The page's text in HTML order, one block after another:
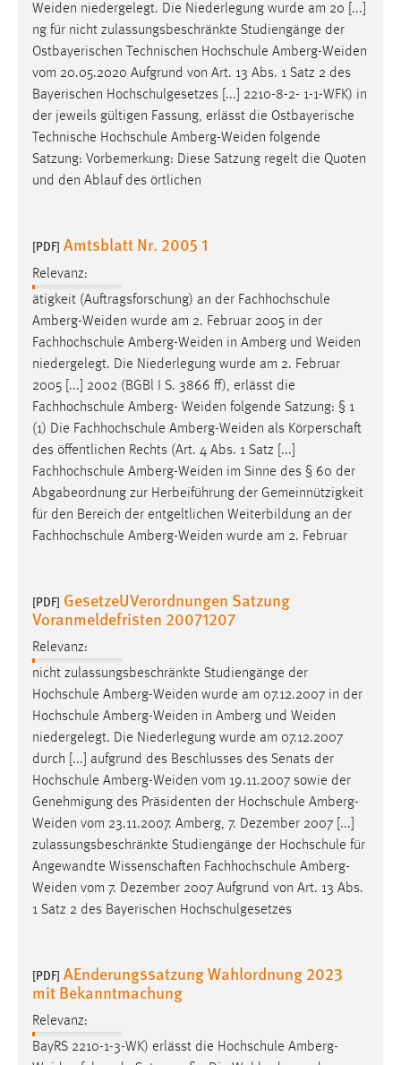
Weiden niedergelegt. Die Niederlegung wurde am 20 [...]
ng für nicht zulassungsbeschränkte Studiengänge der
Ostbayerischen Technischen Hochschule Amberg-Weiden
vom 20.05.2020 Aufgrund von Art. 13 Abs. 1 Satz 2 des
Bayerischen Hochschulgesetzes [...] 2210-8-2- 1-1-WFK) in
der jeweils gültigen Fassung, erlässt die Ostbayerische
Technische Hochschule Amberg-Weiden folgende
Satzung: Vorbemerkung: Diese Satzung regelt die Quoten
und den Ablauf des örtlichen
[PDF] Amtsblatt Nr. 2005 1
Relevanz:
ätigkeit (Auftragsforschung) an der Fachhochschule
Amberg-Weiden wurde am 2. Februar 2005 in der
Fachhochschule Amberg-Weiden in Amberg und Weiden
niedergelegt. Die Niederlegung wurde am 2. Februar
2005 [...] 2002 (BGBl I S. 3866 ff), erlässt die
Fachhochschule Amberg- Weiden folgende Satzung: § 1
(1) Die Fachhochschule Amberg-Weiden als Körperschaft
des öffentlichen Rechts (Art. 4 Abs. 1 Satz [...]
Fachhochschule Amberg-Weiden im Sinne des § 60 der
Abgabeordnung zur Herbeiführung der Gemeinnützigkeit
für den Bereich der entgeltlichen Weiterbildung an der
Fachhochschule Amberg-Weiden wurde am 2. Februar
[PDF] GesetzeUVerordnungen Satzung
Voranmeldefristen 20071207
Relevanz:
nicht zulassungsbeschränkte Studiengänge der
Hochschule Amberg-Weiden wurde am 07.12.2007 in der
Hochschule Amberg-Weiden in Amberg und Weiden
niedergelegt. Die Niederlegung wurde am 07.12.2007
durch [...] aufgrund des Beschlusses des Senats der
Hochschule Amberg-Weiden vom 19.11.2007 sowie der
Genehmigung des Präsidenten der Hochschule Amberg-
Weiden vom 23.11.2007. Amberg, 7. Dezember 2007 [...]
zulassungsbeschränkte Studiengänge der Hochschule für
Angewandte Wissenschaften Fachhochschule Amberg-
Weiden vom 7. Dezember 2007 Aufgrund von Art. 13 Abs.
1 Satz 2 des Bayerischen Hochschulgesetzes
[PDF] AEnderungssatzung Wahlordnung 2023
mit Bekanntmachung
Relevanz:
BayRS 2210-1-3-WK) erlässt die Hochschule Amberg-
Zweck:
Wird benötigt um die Chatfunktion nutzen zu können.
Cookie Laufzeit:
MibewSessionID, mibew-chat-frame-style-
5e9dbeb1811c0446 = Sitzungslaufzeit, mibew_locale = 3
Jahre, MIBEW_UserID = 1 Jahr
Login
fe_user, be_user, be_lastLoginProvider
Zweck:
Dieser Cookie ist notwendig um sich an der Website
einloggen zu können.
Cookie Laufzeit:
24 Stunden
STATISTIK
Statistik Cookies erfassen Informationen anonym.
Diese Informationen helfen uns zu verstehen, wie
unsere Besucher unsere Website nutzen.
Name:
_pk_ref, _pk_cvar, _pk_id, _pk_ses
Zweck:
Zugriffsstatistik
Cookie Laufzeit:
Max. 13 Monate
MARKETING
Marketing Cookies werden von Drittanbietern
verwendet, um personalisierte Werbung anzuzeigen.
Sie tun dies, indem sie Besucher über Websites
hinweg verfolgen.
Google Ads
_gcl_au
Google Ireland Limited